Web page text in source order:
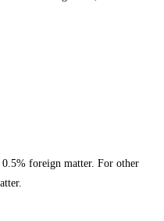
foreign matter. For other